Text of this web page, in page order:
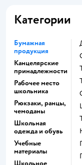
Категории
Бумажная
продукция
Канцелярские
принадлежности
Рабочее место
школьника
Рюкзаки, ранцы,
чемоданы
Школьная
одежда и обувь
Учебные
материалы
Школьное